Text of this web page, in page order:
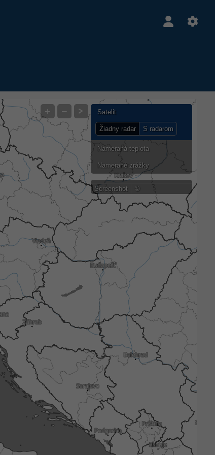
Screenshot ©
Satelit
Žiadny radar S radarom
Nameraná teplota
Namerané zrážky
+ −